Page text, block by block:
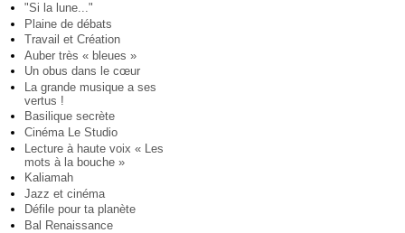
"Si la lune..."
Plaine de débats
Travail et Création
Auber très « bleues »
Un obus dans le cœur
La grande musique a ses
vertus !
Basilique secrète
Cinéma Le Studio
Lecture à haute voix « Les
mots à la bouche »
Kaliamah
Jazz et cinéma
Défile pour ta planète
Bal Renaissance